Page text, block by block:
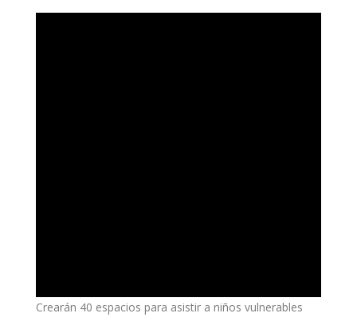
Crearán 40 espacios para asistir a niños vulnerables